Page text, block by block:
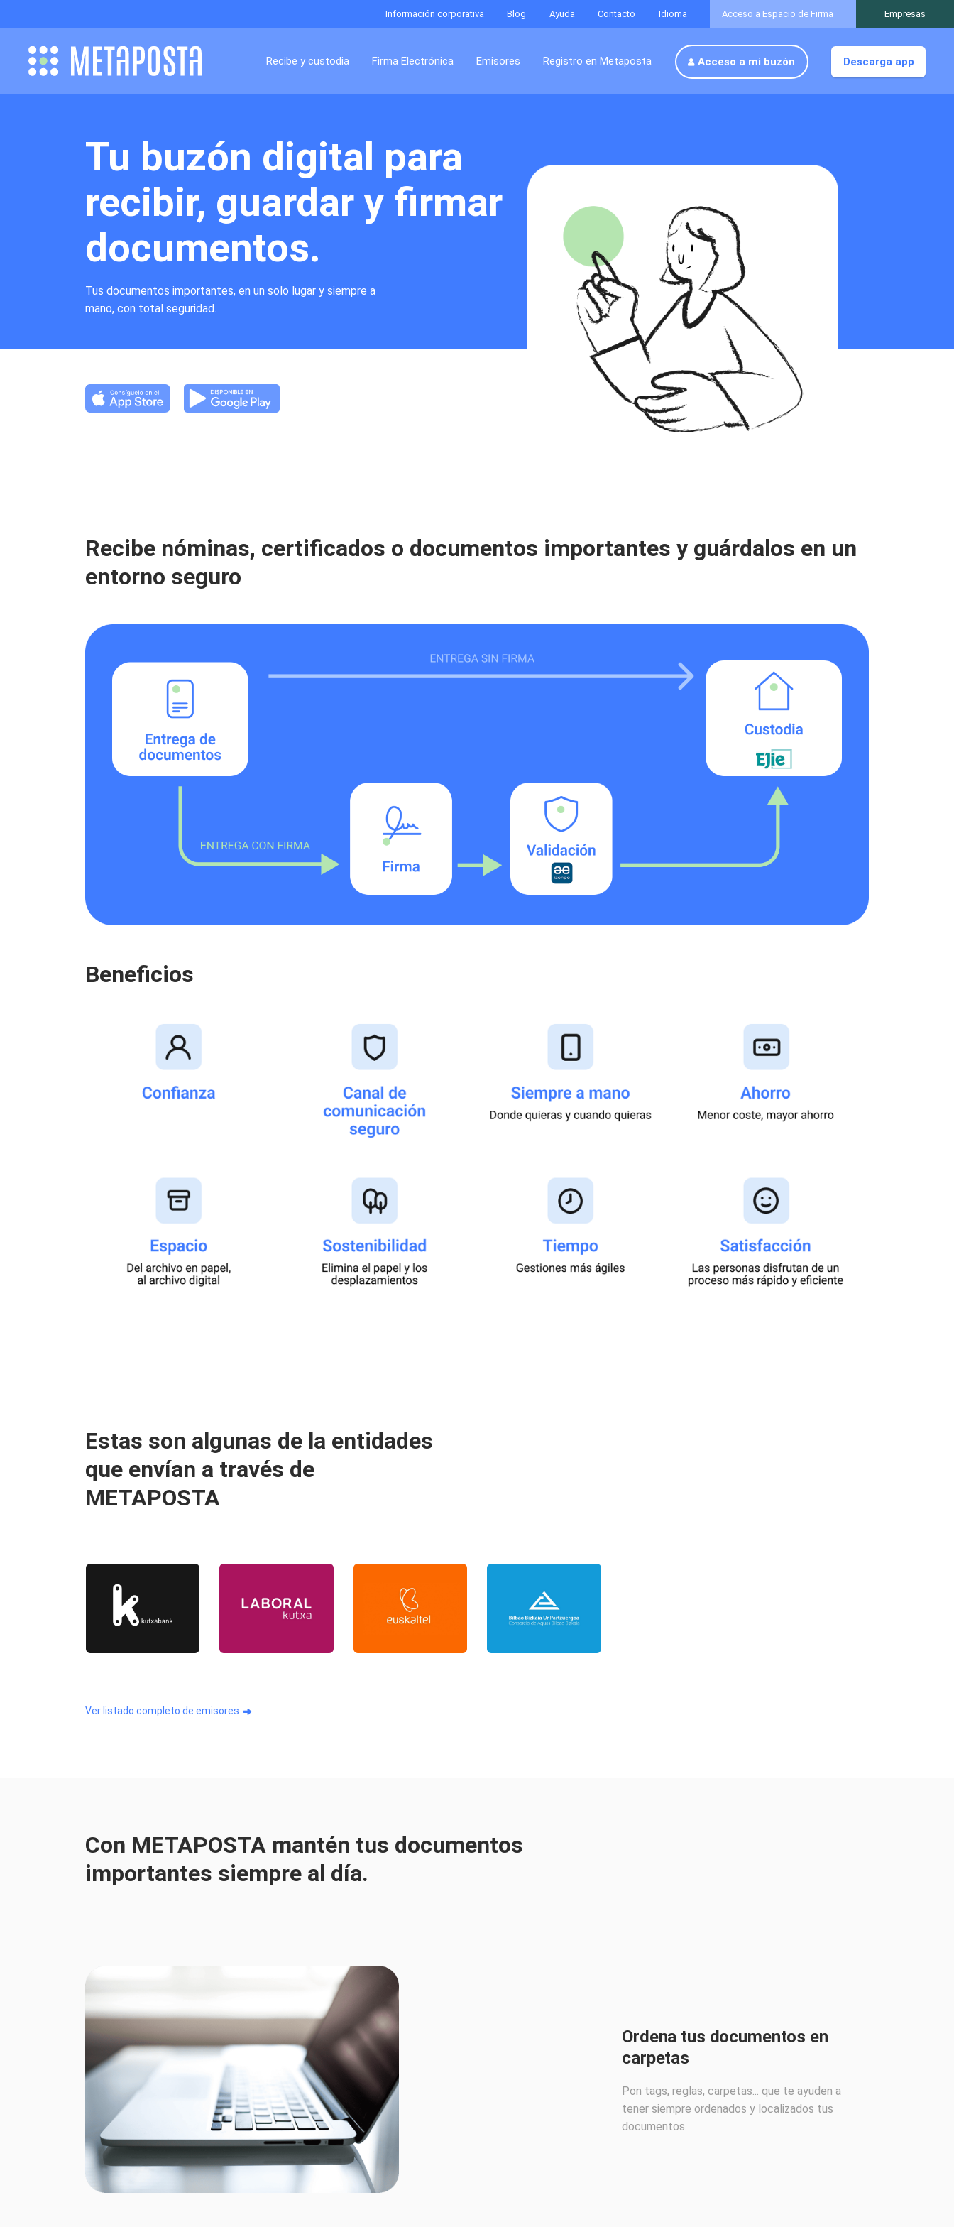
Información corporativa Blog Ayuda Contacto Idioma Acceso a Espacio de Firma Empresas
Recibe y custodia Firma Electrónica Emisores Registro en Metaposta Acceso a mi buzón Descarga app
Tu buzón digital para
recibir, guardar y firmar
documentos.
Tus documentos importantes, en un solo lugar y siempre a
mano, con total seguridad.
Recibe nóminas, certificados o documentos importantes y guárdalos en un
entorno seguro
Beneficios
Estas son algunas de la entidades
que envían a través de
METAPOSTA
Ver listado completo de emisores
Con METAPOSTA mantén tus documentos
importantes siempre al día.
Ordena tus documentos en
carpetas
Pon tags, reglas, carpetas... que te ayuden a
tener siempre ordenados y localizados tus
documentos.